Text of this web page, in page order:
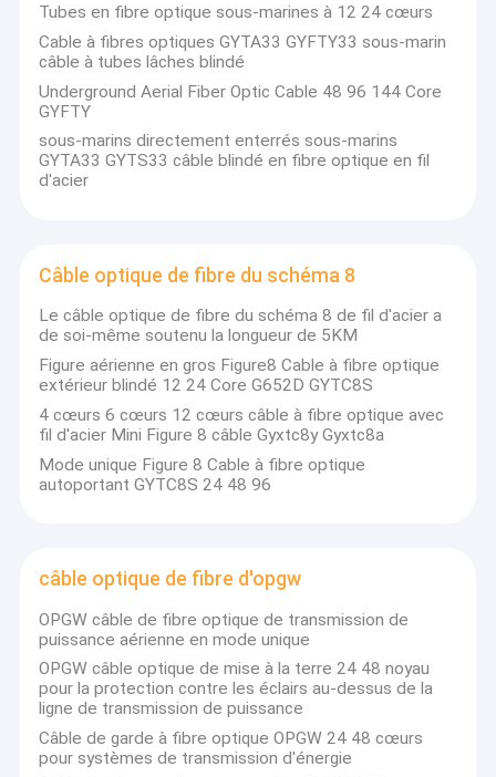
Tubes en fibre optique sous-marines à 12 24 cœurs
Cable à fibres optiques GYTA33 GYFTY33 sous-marin
câble à tubes lâches blindé
Underground Aerial Fiber Optic Cable 48 96 144 Core
GYFTY
sous-marins directement enterrés sous-marins
GYTA33 GYTS33 câble blindé en fibre optique en fil
d'acier
Câble optique de fibre du schéma 8
Le câble optique de fibre du schéma 8 de fil d'acier a
de soi-même soutenu la longueur de 5KM
Figure aérienne en gros Figure8 Cable à fibre optique
extérieur blindé 12 24 Core G652D GYTC8S
4 cœurs 6 cœurs 12 cœurs câble à fibre optique avec
fil d'acier Mini Figure 8 câble Gyxtc8y Gyxtc8a
Mode unique Figure 8 Cable à fibre optique
autoportant GYTC8S 24 48 96
câble optique de fibre d'opgw
OPGW câble de fibre optique de transmission de
puissance aérienne en mode unique
OPGW câble optique de mise à la terre 24 48 noyau
pour la protection contre les éclairs au-dessus de la
ligne de transmission de puissance
Câble de garde à fibre optique OPGW 24 48 cœurs
pour systèmes de transmission d'énergie
Guangzhou jiqian fiber optic cable Co., Ltd (Guangzhou haiso